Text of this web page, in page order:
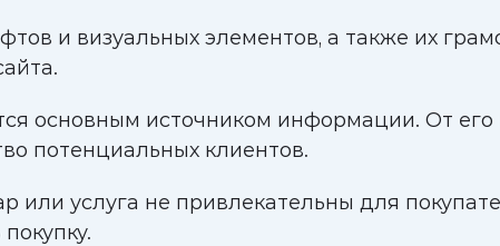
и визуальных элементов, а также их
основным источником информации. От его
потенциальных клиентов.
или услуга не привлекательны для